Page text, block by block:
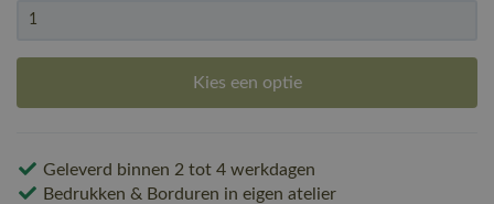
Kies een optie
Geleverd binnen 2 tot 4 werkdagen
Bedrukken & Borduren in eigen atelier